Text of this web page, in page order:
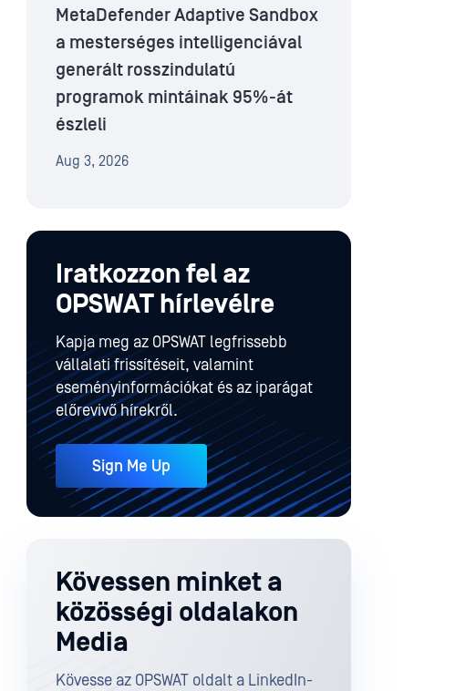
MetaDefender Adaptive Sandbox
a mesterséges intelligenciával
generált rosszindulatú
programok mintáinak 95%-át
észleli
Aug 3, 2026
Iratkozzon fel az
OPSWAT hírlevélre
Kapja meg az OPSWAT legfrissebb
vállalati frissítéseit, valamint
eseményinformációkat és az iparágat
előrevivő hírekről.
Sign Me Up
Kövessen minket a
közösségi oldalakon
Media
Kövesse az OPSWAT oldalt a LinkedIn-